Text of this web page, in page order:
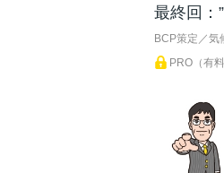
最終回：
BCP策定／気
PRO（有